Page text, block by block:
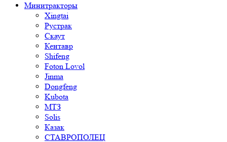
Минитракторы
Xingtai
Рустрак
Скаут
Кентавр
Shifeng
Foton Lovol
Jinma
Dongfeng
Kubota
МТЗ
Solis
Казак
СТАВРОПОЛЕЦ